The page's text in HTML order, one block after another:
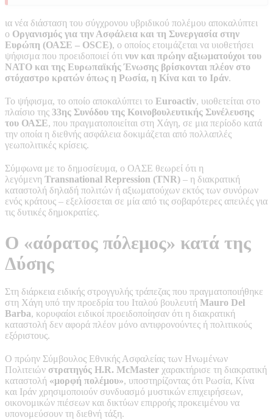
ια νέα διάσταση του σύγχρονου υβριδικού πολέμου αποκαλύπτει
ο Οργανισμός για την Ασφάλεια και τη Συνεργασία στην
Ευρώπη (ΟΑΣΕ – OSCE), ο οποίος ετοιμάζεται να υιοθετήσει
ψήφισμα που προειδοποιεί ότι νυν και πρώην αξιωματούχοι του
ΝΑΤΟ και της Ευρωπαϊκής Ένωσης βρίσκονται πλέον στο
στόχαστρο κρατών όπως η Ρωσία, η Κίνα και το Ιράν.
Το ψήφισμα, το οποίο αποκαλύπτει το Euroactiv, υιοθετείται στο
πλαίσιο της 33ης Συνόδου της Κοινοβουλευτικής Συνέλευσης
του ΟΑΣΕ, που πραγματοποιείται στη Χάγη, σε μια περίοδο κατά
την οποία η διεθνής ασφάλεια δοκιμάζεται από πολλαπλές
γεωπολιτικές κρίσεις.
Σύμφωνα με το δημοσίευμα, ο ΟΑΣΕ θεωρεί ότι η
λεγόμενη Transnational Repression (TNR) – η διακρατική
καταστολή δηλαδή πολιτών ή αξιωματούχων εκτός των συνόρων
ενός κράτους – εξελίσσεται σε μία από τις σοβαρότερες απειλές για
τις δυτικές δημοκρατίες.
Ο «αόρατος πόλεμος» κατά της
Δύσης
Στη διάρκεια ειδικής στρογγυλής τράπεζας που πραγματοποιήθηκε
στη Χάγη υπό την προεδρία του Ιταλού βουλευτή Mauro Del
Barba, κορυφαίοι ειδικοί προειδοποίησαν ότι η διακρατική
καταστολή δεν αφορά πλέον μόνο αντιφρονούντες ή πολιτικούς
εξόριστους.
Ο πρώην Σύμβουλος Εθνικής Ασφαλείας των Ηνωμένων
Πολιτειών στρατηγός H.R. McMaster χαρακτήρισε τη διακρατική
καταστολή «μορφή πολέμου», υποστηρίζοντας ότι Ρωσία, Κίνα
και Ιράν χρησιμοποιούν συνδυασμό μυστικών επιχειρήσεων,
οικονομικών πιέσεων και δικτύων επιρροής προκειμένου να
υπονομεύσουν τη διεθνή τάξη.